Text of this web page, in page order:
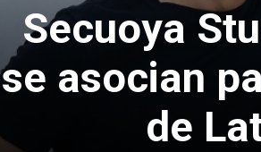
Secuoya
se asocian
de